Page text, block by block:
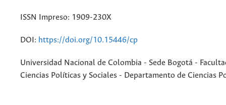
ISSN Impreso: 1909-230X
DOI: https://doi.org/10.15446/cp
Universidad Nacional de Colombia - Sede Bogotá -
Ciencias Políticas y Sociales - Departamento de Ciencias